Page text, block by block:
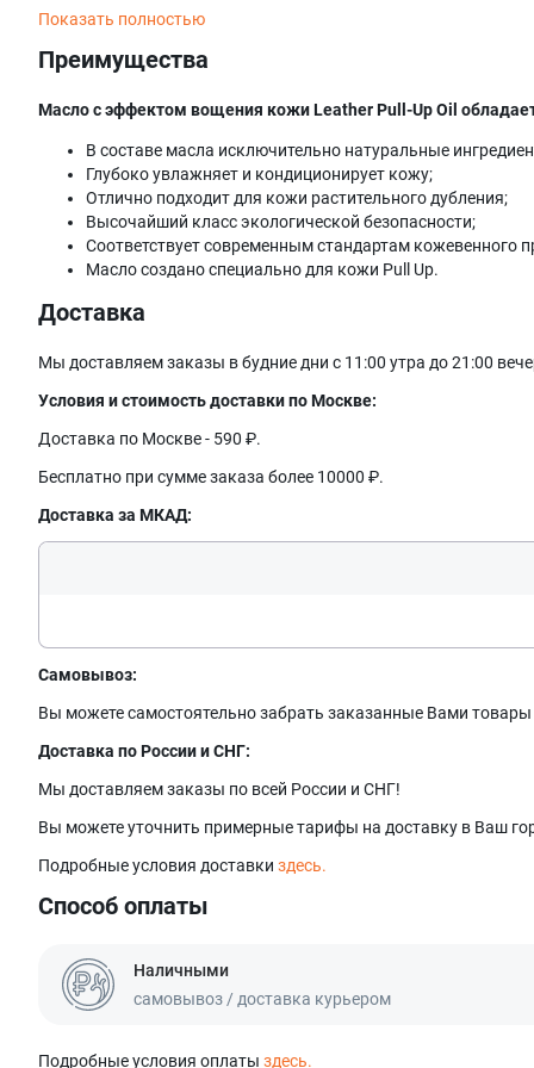
Показать полностью
Преимущества
Масло с эффектом вощения кожи Leather Pull-Up Oil
В составе масла исключительно натуральные
Глубоко увлажняет и кондиционирует кожу;
Отлично подходит для кожи растительного дубления;
Высочайший класс экологической безопасности;
Соответствует современным стандартам кожевенного
Масло создано специально для кожи Pull Up.
Доставка
Мы доставляем заказы в будние дни с 11:00 утра до 21:00
Условия и стоимость доставки по Москве:
Доставка по Москве - 590 ₽.
Бесплатно при сумме заказа более 10000 ₽.
Доставка за МКАД:
Самовывоз:
Вы можете самостоятельно забрать заказанные Вами
Доставка по России и СНГ:
Мы доставляем заказы по всей России и СНГ!
Вы можете уточнить примерные тарифы на доставку в Ваш
Подробные условия доставки здесь.
Способ оплаты
Наличными
самовывоз / доставка курьером
Подробные условия оплаты здесь.